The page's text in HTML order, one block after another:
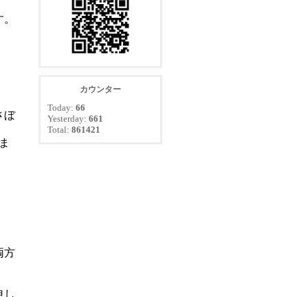
ぼ
方
し
カウンター
Today: 66
Yesterday: 661
Total: 861421